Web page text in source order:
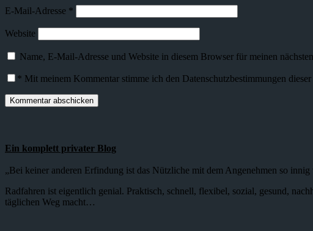
E-Mail-Adresse *
Website
Name, E-Mail-Adresse und Website in diesem Browser für meinen
* Mit meinem Kommentar stimme ich den Datenschutzbestimmungen dieser
Ein komplett privater Blog
„Bei keiner anderen Erfindung ist das Nützliche mit dem Angenehmen so
Radfahren ist eigentlich genial. Praktisch, schnell, flexibel, sozial, gesund,
täglichen Weg macht…